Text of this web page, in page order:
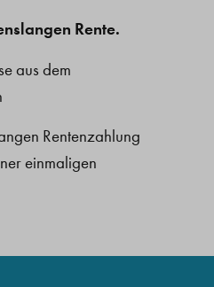
Rente.
aus dem
Rentenzahlung
einmaligen